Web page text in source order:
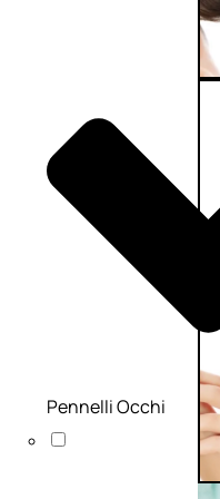
Pennelli Occhi